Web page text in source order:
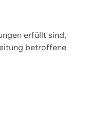
erfüllt sind,
betroffene